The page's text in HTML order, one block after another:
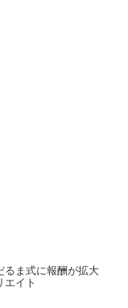
るま式に報酬が拡大
エイト